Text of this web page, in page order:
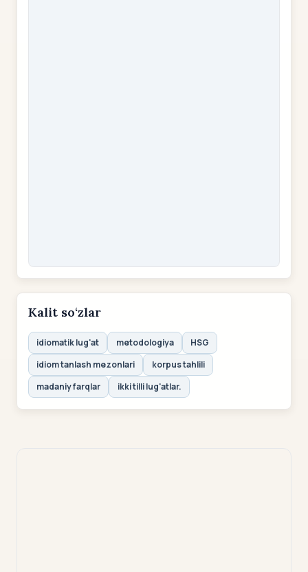
Kalit so‘zlar
idiomatik lug'at metodologiya
HSG
idiom tanlash mezonlari
korpus tahlili
madaniy farqlar
ikki tilli lug'atlar.